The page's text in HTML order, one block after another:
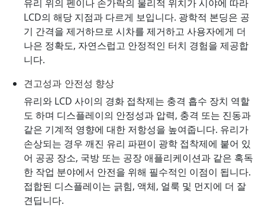
유리 위의 펜이나 손가락의 물리적 위치가 시야에 따라
LCD의 해당 지점과 다르게 보입니다. 광학적 본딩은 공
기 간격을 제거하므로 시차를 제거하고 사용자에게 더
나은 정확도, 자연스럽고 안정적인 터치 경험을 제공합
니다.
견고성과 안전성 향상
유리와 LCD 사이의 경화 접착제는 충격 흡수 장치 역할
도 하며 디스플레이의 안정성과 압력, 충격 또는 진동과
같은 기계적 영향에 대한 저항성을 높여줍니다. 유리가
손상되는 경우 깨진 유리 파편이 광학 접착제에 붙어 있
어 공공 장소, 국방 또는 공장 애플리케이션과 같은 혹독
한 작업 분야에서 안전을 위해 필수적인 이점이 됩니다.
접합된 디스플레이는 긁힘, 액체, 얼룩 및 먼지에 더 잘
견딥니다.